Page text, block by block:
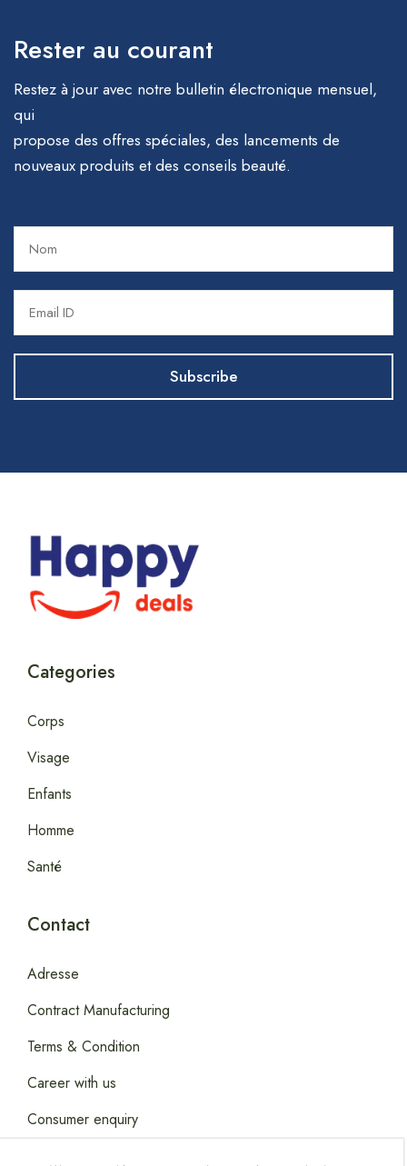
Rester au courant
Restez à jour avec notre bulletin électronique mensuel,
qui
propose des offres spéciales, des lancements de
nouveaux produits et des conseils beauté.
Categories
Corps
Visage
Enfants
Homme
Santé
Contact
Adresse
Contract Manufacturing
Terms & Condition
Career with us
Consumer enquiry